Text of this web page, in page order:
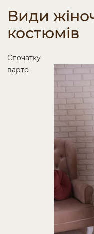
Види
костюмів
Спочатку
варто